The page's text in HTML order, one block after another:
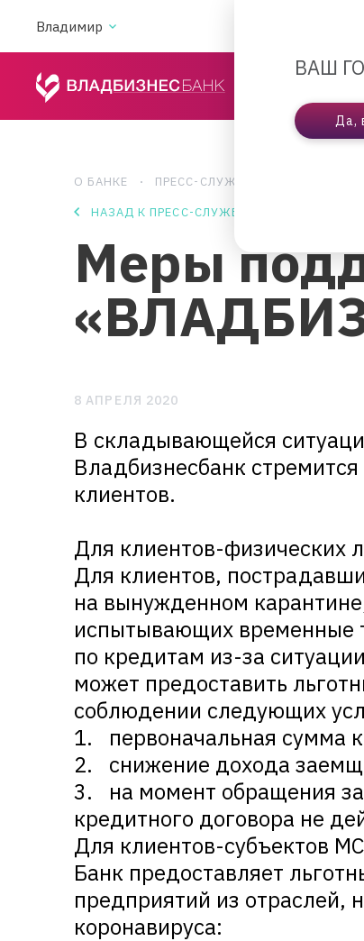
Владимир
ВАШ
Да,
О БАНКЕ ПРЕСС-СЛУЖБА
НАЗАД К ПРЕСС-СЛУЖБЕ
Меры
8 АПРЕЛЯ 2020
В складывающейся
Владбизнесбанк
клиентов.
Для клиентов-физических
Для клиентов,
на вынужденном
испытывающих временные
по кредитам из-за
может предоставить
соблюдении следующих
1. первоначальная сумма
2. снижение дохода
3. на момент обращения
кредитного договора не
Для клиентов-субъектов
Банк предоставляет
предприятий из отраслей,
коронавируса: